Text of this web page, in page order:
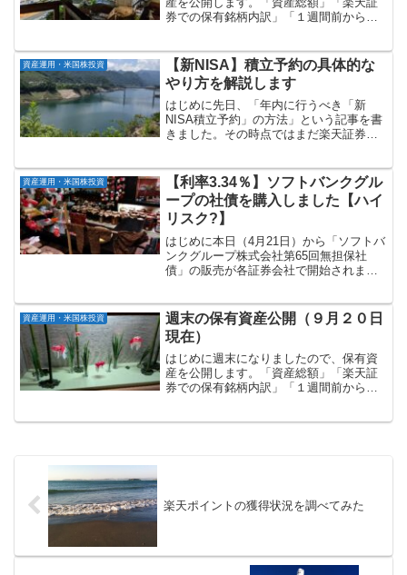
券での保有銘柄内訳」「１週間前からの
ードで管理している資産総額（１月２７
日現在）は以下の通りです...
資産運用・米国株投資
【新NISA】積立予約の具体的な
やり方を解説します
はじめに先日、「年内に行うべき「新
NISA積立予約」の方法」という記事を書
きました。その時点ではまだ楽天証券で
この度、11月13日から同サービスが始ま
りましたので、今回...
資産運用・米国株投資
【利率3.34％】ソフトバンクグル
ープの社債を購入しました【ハイ
リスク?】
はじめに本日（4月21日）から「ソフトバ
ンクグループ株式会社第65回無担保社
債」の販売が各証券会社で開始されま
券では午前10時から）。なお、本記事は
投資勧誘を目的...
資産運用・米国株投資
週末の保有資産公開（９月２０日
現在）
はじめに週末になりましたので、保有資
産を公開します。「資産総額」「楽天証
券での保有銘柄内訳」「１週間前からの
楽天ポイントの獲得状況を調べてみた